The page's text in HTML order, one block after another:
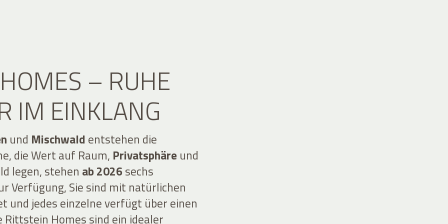
– RUHE
IM EINKLANG
und Mischwald entstehen die
die Wert auf Raum, Privatsphäre und
legen, stehen ab 2026 sechs
Verfügung, Sie sind mit natürlichen
und jedes einzelne verfügt über einen
Rittstein Homes sind ein idealer